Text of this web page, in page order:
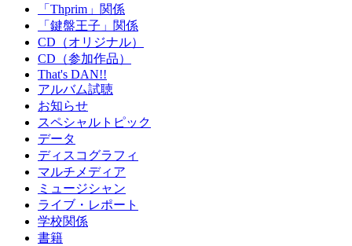
「Thprim」関係
「鍵盤王子」関係
CD（オリジナル）
CD（参加作品）
That's DAN!!
アルバム試聴
お知らせ
スペシャルトピック
データ
ディスコグラフィ
マルチメディア
ミュージシャン
ライブ・レポート
学校関係
書籍